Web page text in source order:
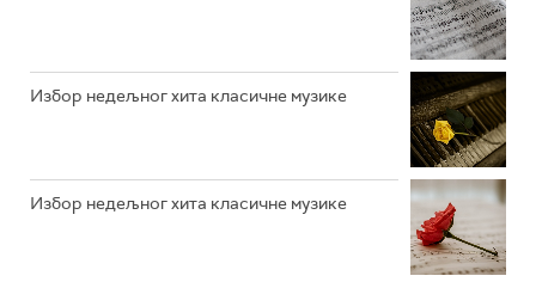
Избор недељног хита класичне музике
Избор недељног хита класичне музике